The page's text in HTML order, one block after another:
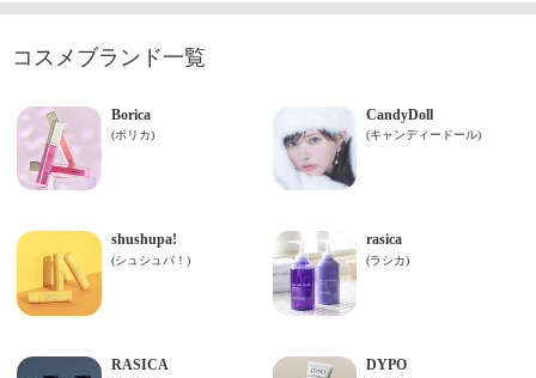
コスメブランド一覧